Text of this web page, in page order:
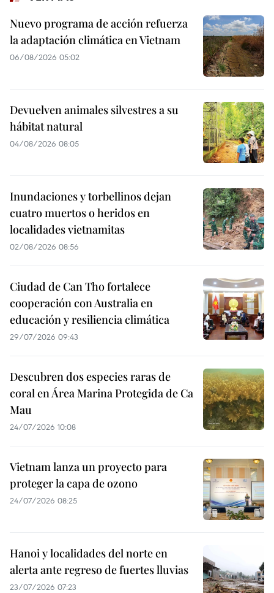
Nuevo programa de acción refuerza
la adaptación climática en Vietnam
06/08/2026 05:02
Devuelven animales silvestres a su
hábitat natural
04/08/2026 08:05
Inundaciones y torbellinos dejan
cuatro muertos o heridos en
localidades vietnamitas
02/08/2026 08:56
Ciudad de Can Tho fortalece
cooperación con Australia en
educación y resiliencia climática
29/07/2026 09:43
Descubren dos especies raras de
coral en Área Marina Protegida de Ca
Mau
24/07/2026 10:08
Vietnam lanza un proyecto para
proteger la capa de ozono
24/07/2026 08:25
Hanoi y localidades del norte en
alerta ante regreso de fuertes lluvias
23/07/2026 07:23